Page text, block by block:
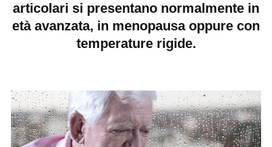
articolari si presentano normalmente in
età avanzata, in menopausa oppure con
temperature rigide.